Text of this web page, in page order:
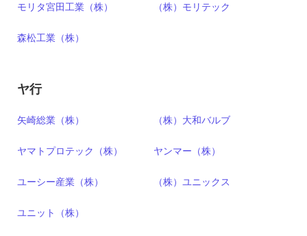
モリタ宮田工業（株） （株）モリテック
森松工業（株）
ヤ行
矢崎総業（株） （株）大和バルブ
ヤマトプロテック（株） ヤンマー（株）
ユーシー産業（株） （株）ユニックス
ユニット（株）